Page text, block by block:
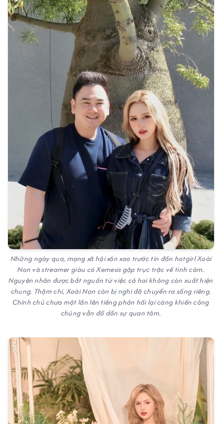
Những ngày qua, mạng xã hội xôn xao trước tin đồn hotgirl Xoài
Non và streamer giàu có Xemesis gặp trục trặc về tình cảm.
Nguyên nhân được bắt nguồn từ việc cả hai không còn xuất hiện
chung. Thậm chí, Xoài Non còn bị nghi đã chuyển ra sống riêng.
Chính chủ chưa một lần lên tiếng phản hồi lại càng khiến công
chúng vẫn đổ dồn sự quan tâm.